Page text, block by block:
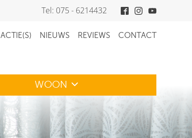
Tel: 075 - 6214432
ACTIE(S) NIEUWS REVIEWS CONTACT
WOON